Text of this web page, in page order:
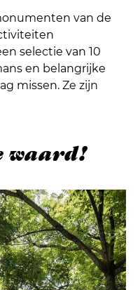
van de
selectie van 10
en belangrijke
missen. Ze zijn
waard!